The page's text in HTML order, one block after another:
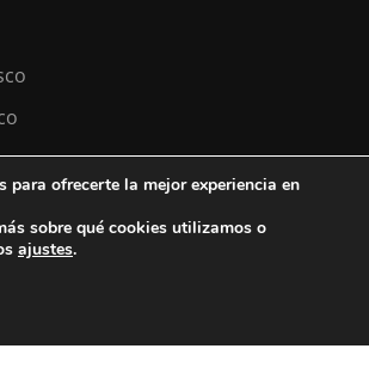
de cookies
para ofrecerte la mejor experiencia en
sobre qué cookies utilizamos o
ajustes.